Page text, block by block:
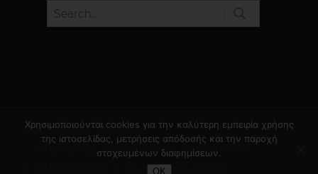
Copyright by Purpose.
ΑΝΘΡΩΠΟΣ
ΚΑΡΙΕΡΑ
ΤΑΥΤΟΤΗΤΑ
powered by digital3
Χρησιμοποιούνται cookies για την καλύτερη εμπειρία χρήσης
της ιστοσελίδας, μετρήσεις απόδοσής και την παροχή
στοχευμένων διαφημίσεων.
OK